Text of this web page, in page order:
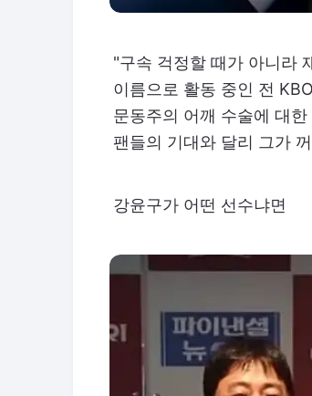
"구속 걱정할 때가 아니라
이름으로 활동 중인 전
문동주의 어깨 수술에 대
팬들의 기대와 달리 그가
강윤구가 어떤 선수냐면